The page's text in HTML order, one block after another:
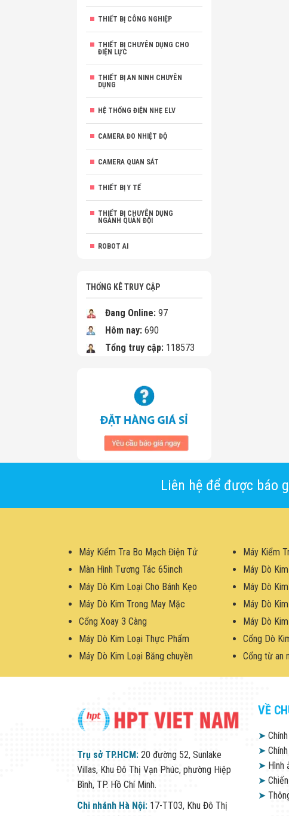
THIẾT BỊ CÔNG NGHIỆP
THIẾT BỊ CHUYÊN DỤNG CHO
ĐIỆN LỰC
THIẾT BỊ AN NINH CHUYÊN
DỤNG
HỆ THỐNG ĐIỆN NHẸ ELV
CAMERA ĐO NHIỆT ĐỘ
CAMERA QUAN SÁT
THIẾT BỊ Y TẾ
THIẾT BỊ CHUYÊN DỤNG
NGÀNH QUÂN ĐỘI
ROBOT AI
THỐNG KÊ TRUY CẬP
Đang Online: 97
Hôm nay: 690
Tổng truy cập: 118573
Liên hệ để được báo
Máy Kiểm Tra Bo Mạch Điện Tử Máy Kiểm
Màn Hình Tương Tác 65inch
Máy Dò
Máy Dò Kim Loại Cho Bánh Kẹo
Máy Dò
Máy Dò Kim Trong May Mặc
Máy Dò
Cổng Xoay 3 Càng
Máy Dò
Máy Dò Kim Loại Thực Phẩm
Cổng Dò
Máy Dò Kim Loại Băng chuyền
Cổng từ an
Trụ sở TP.HCM: 20 đường 52, Sunlake
Villas, Khu Đô Thị Vạn Phúc, phường Hiệp
Bình, TP. Hồ Chí Minh.
Chi nhánh Hà Nội: 17-TT03, Khu Đô Thị
VỀ
➤
➤
➤ Hình
➤
➤